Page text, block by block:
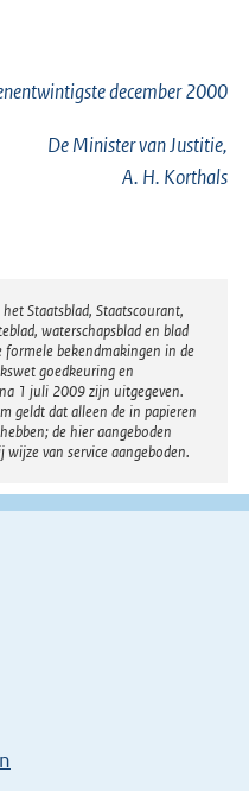
december 2000
De Minister van Justitie,
A. H. Korthals
Staatsblad, Staatscourant,
waterschapsblad en blad
formele bekendmakingen in de
goedkeuring en
1 juli 2009 zijn uitgegeven.
geldt dat alleen de in papieren
de hier aangeboden
van service aangeboden.